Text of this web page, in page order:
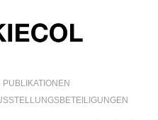
PUBLIKATIONEN